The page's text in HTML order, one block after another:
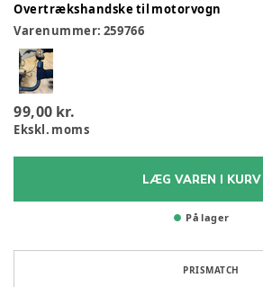
Overtrækshandske til motorvogn
Varenummer: 259766
99,00 kr.
Ekskl. moms
LÆG VAREN I KURV
På lager
PRISMATCH